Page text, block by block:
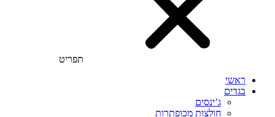
תפריט
ראשי
בגדים
ג’ינסים
חולצות מכופתרות